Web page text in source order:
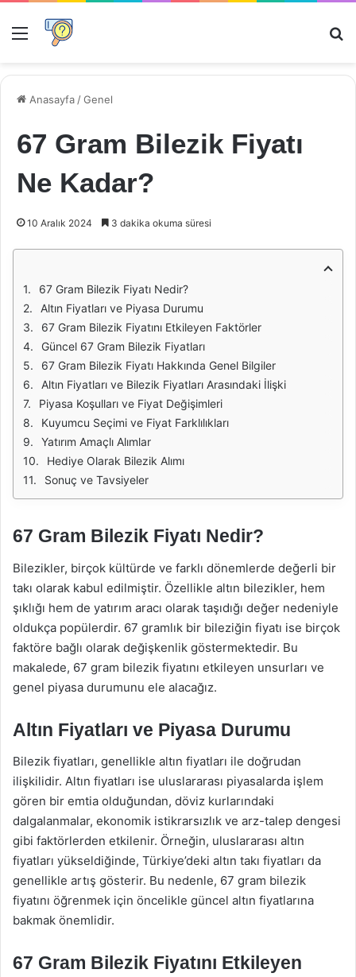
Menü
Anasayfa /Genel
67 Gram Bilezik Fiyatı
Ne Kadar?
10 Aralık 2024 3 dakika okuma süresi
67 Gram Bilezik Fiyatı Nedir?
Altın Fiyatları ve Piyasa Durumu
67 Gram Bilezik Fiyatını Etkileyen Faktörler
Güncel 67 Gram Bilezik Fiyatları
67 Gram Bilezik Fiyatı Hakkında Genel Bilgiler
Altın Fiyatları ve Bilezik Fiyatları Arasındaki İlişki
Piyasa Koşulları ve Fiyat Değişimleri
Kuyumcu Seçimi ve Fiyat Farklılıkları
Yatırım Amaçlı Alımlar
Hediye Olarak Bilezik Alımı
Sonuç ve Tavsiyeler
67 Gram Bilezik Fiyatı Nedir?
Bilezikler, birçok kültürde ve farklı dönemlerde değerli bir
takı olarak kabul edilmiştir. Özellikle altın bilezikler, hem
şıklığı hem de yatırım aracı olarak taşıdığı değer nedeniyle
oldukça popülerdir. 67 gramlık bir bileziğin fiyatı ise birçok
faktöre bağlı olarak değişkenlik göstermektedir. Bu
makalede, 67 gram bilezik fiyatını etkileyen unsurları ve
genel piyasa durumunu ele alacağız.
Altın Fiyatları ve Piyasa Durumu
Bilezik fiyatları, genellikle altın fiyatları ile doğrudan
ilişkilidir. Altın fiyatları ise uluslararası piyasalarda işlem
gören bir emtia olduğundan, döviz kurlarındaki
dalgalanmalar, ekonomik istikrarsızlık ve arz-talep dengesi
gibi faktörlerden etkilenir. Örneğin, uluslararası altın
fiyatları yükseldiğinde, Türkiye’deki altın takı fiyatları da
genellikle artış gösterir. Bu nedenle, 67 gram bilezik
fiyatını öğrenmek için öncelikle güncel altın fiyatlarına
bakmak önemlidir.
67 Gram Bilezik Fiyatını Etkileyen